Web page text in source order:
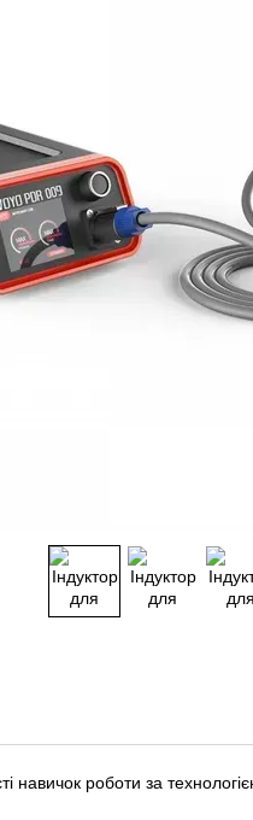
навичок роботи за